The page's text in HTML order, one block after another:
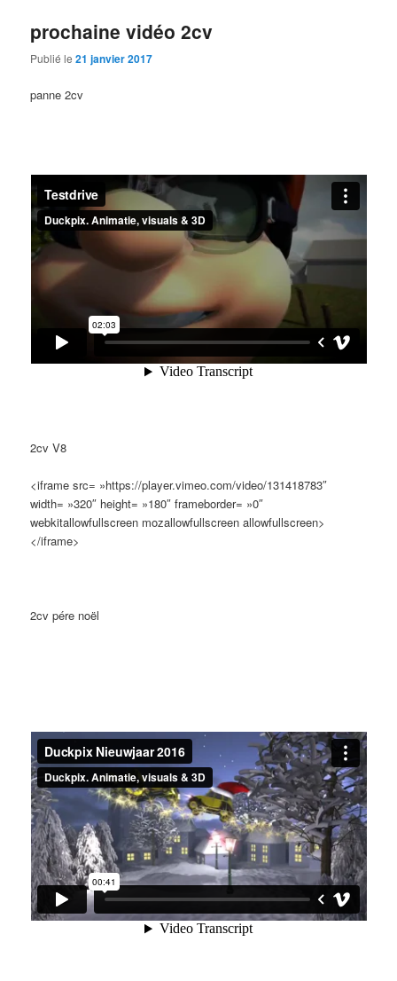
prochaine vidéo 2cv
Publié le21 janvier 2017
panne 2cv
2cv V8
<iframe src= »https://player.vimeo.com/video/131418783″
width= »320″ height= »180″ frameborder= »0″
webkitallowfullscreen mozallowfullscreen allowfullscreen>
</iframe>
2cv pére noël